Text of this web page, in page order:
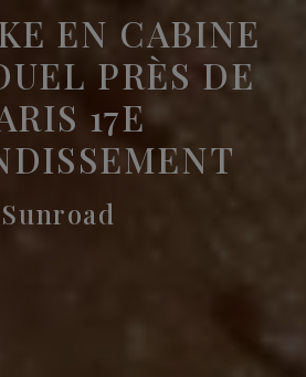
EN CABINE
PRÈS DE
17E
Sunroad